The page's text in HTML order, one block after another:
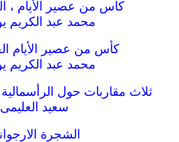
كأس من عصير الأيام ،
محمد عبد الكريم
كأس من عصير الأيام
محمد عبد الكريم
ثلاث مقاربات حول
سعيد العليمى
الشجرة